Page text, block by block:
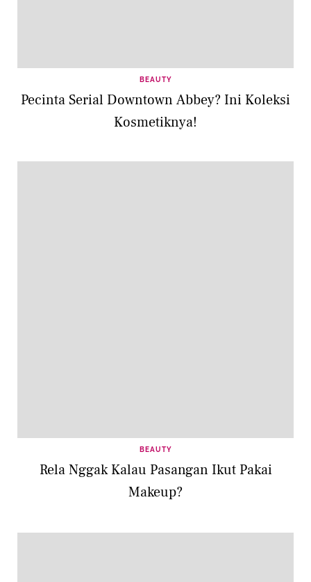
BEAUTY
Pecinta Serial Downtown Abbey? Ini Koleksi
Kosmetiknya!
BEAUTY
Rela Nggak Kalau Pasangan Ikut Pakai
Makeup?